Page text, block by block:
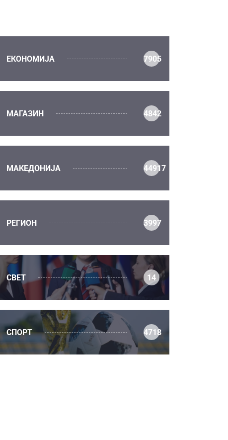
ЕКОНОМИЈА 7905
МАГАЗИН 4842
МАКЕДОНИЈА 44917
РЕГИОН 3997
СВЕТ 14
СПОРТ 4718